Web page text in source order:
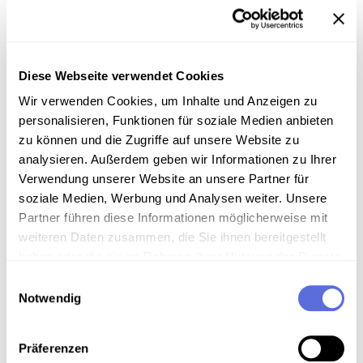
Diese Webseite verwendet Cookies
Wir verwenden Cookies, um Inhalte und Anzeigen zu
personalisieren, Funktionen für soziale Medien anbieten
zu können und die Zugriffe auf unsere Website zu
analysieren. Außerdem geben wir Informationen zu Ihrer
Verwendung unserer Website an unsere Partner für
soziale Medien, Werbung und Analysen weiter. Unsere
Partner führen diese Informationen möglicherweise mit
weiteren Daten zusammen, die Sie ihnen bereitgestellt
Notwendig
Präferenzen
verwendet. Daher sind häufig nur Teile von
Sendungen, manchmal abrupt abbrechend, auf
Von dieser Hörspielbearbeitung des "Häuptling
Abendwind" ist auf dem Sendeband eben nur dieser
Ausschnitt in der Länge von fünf Minuten, sieben
Sekunden erhalten.
Sammlungsgeschichte
Sammlung Radio Rot-Weiß-Rot